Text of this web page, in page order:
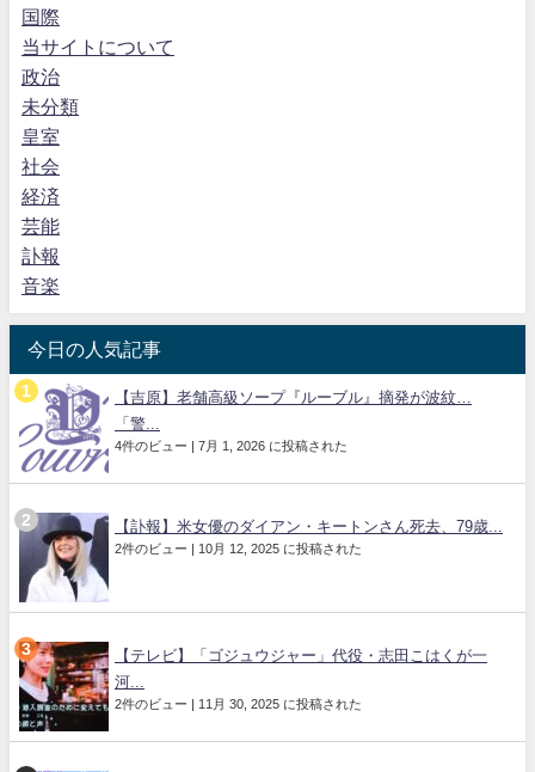
国際
当サイトについて
政治
未分類
皇室
社会
経済
芸能
訃報
音楽
今日の人気記事
【吉原】老舗高級ソープ『ルーブル』摘発が波紋…
「警...
4件のビュー | 7月 1, 2026 に投稿された
【訃報】米女優のダイアン・キートンさん死去、79歳...
2件のビュー | 10月 12, 2025 に投稿された
【テレビ】「ゴジュウジャー」代役・志田こはくが一
河...
2件のビュー | 11月 30, 2025 に投稿された